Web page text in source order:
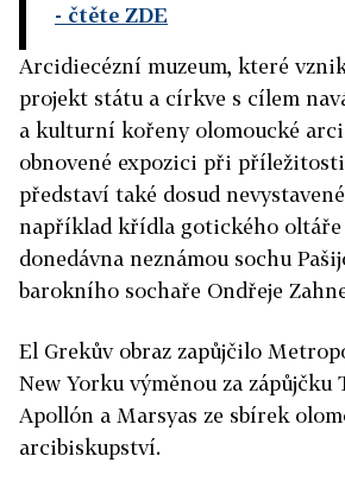
- čtěte ZDE
Arcidiecézní muzeum, které
projekt státu a církve s cílem
a kulturní kořeny olomoucké
obnovené expozici při
představí také dosud
například křídla gotického oltáře
donedávna neznámou sochu
barokního sochaře Ondřeje
El Grekův obraz zapůjčilo
New Yorku výměnou za zápůjčku
Apollón a Marsyas ze sbírek
arcibiskupství.